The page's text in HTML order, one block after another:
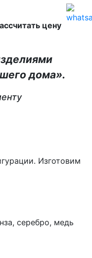
цену
дома».
Изготовим
серебро, медь